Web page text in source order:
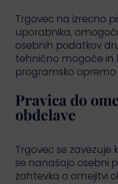
Trgovec na izrecno
uporabnika,
osebnih podatkov
tehnično mogoče
programsko opremo
Pravica do
obdelave
Trgovec se
se nanašajo osebni
zahtevka o omejitvi